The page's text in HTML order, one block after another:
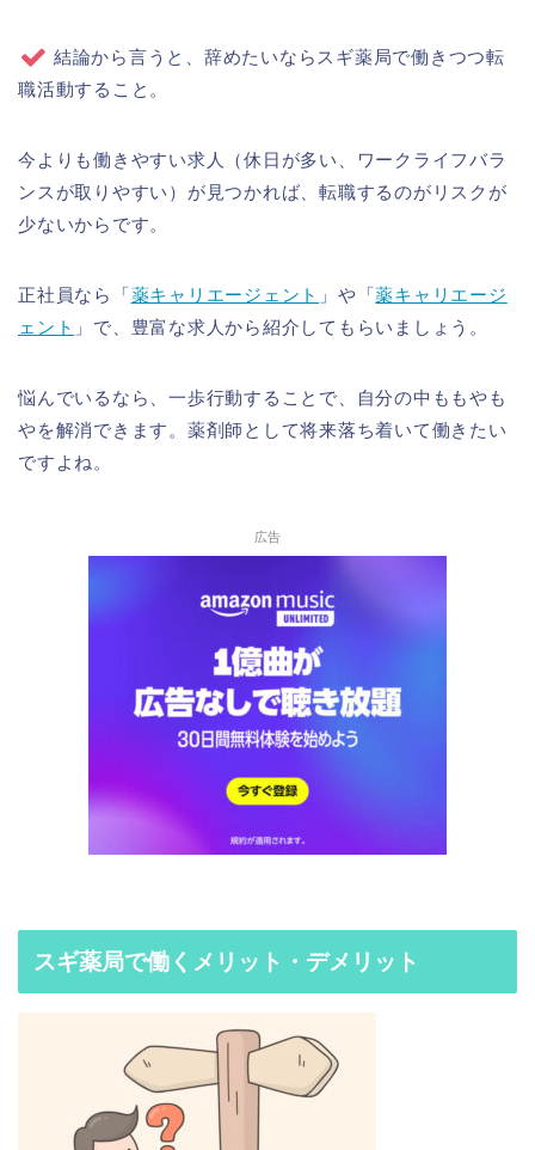
結論から言うと、辞めたいならスギ薬局で働きつつ転
職活動すること。
今よりも働きやすい求人（休日が多い、ワークライフバラ
ンスが取りやすい）が見つかれば、転職するのがリスクが
少ないからです。
正社員なら「薬キャリエージェント 」や「薬キャリエージ
ェント 」で、豊富な求人から紹介してもらいましょう。
悩んでいるなら、一歩行動することで、自分の中ももやも
やを解消できます。薬剤師として将来落ち着いて働きたい
ですよね。
広告
スギ薬局で働くメリット・デメリット